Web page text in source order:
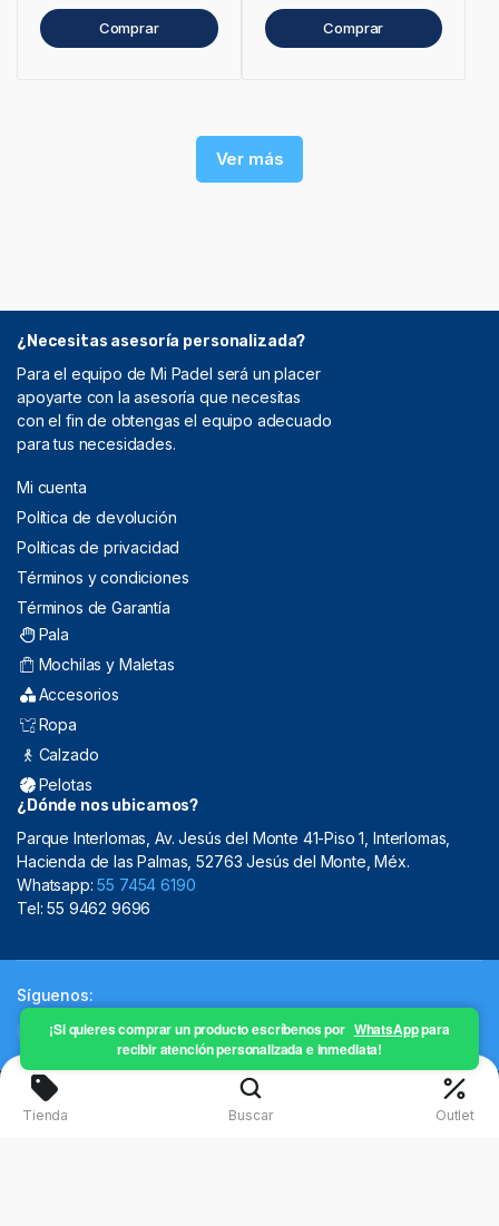
Comprar Comprar
Ver más
¿Necesitas asesoría personalizada?
Para el equipo de Mi Padel será un placer
apoyarte con la asesoría que necesitas
con el fin de obtengas el equipo adecuado
para tus necesidades.
Mi cuenta
Política de devolución
Políticas de privacidad
Términos y condiciones
Términos de Garantía
Pala
Mochilas y Maletas
Accesorios
Ropa
Calzado
Pelotas
¿Dónde nos ubicamos?
Parque Interlomas, Av. Jesús del Monte 41-Piso 1, Interlomas,
Hacienda de las Palmas, 52763 Jesús del Monte, Méx.
Whatsapp:55 7454 6190
Tel: 55 9462 9696
Síguenos:
Copyright 2024 © Mistral Sporting Goods 2024
¡Si quieres comprar un producto escríbenos por WhatsApppara
recibir atención personalizada e inmediata!
Tienda Buscar Outlet